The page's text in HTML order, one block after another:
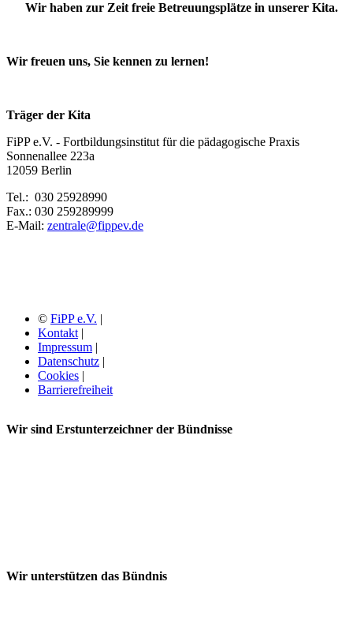
Wir haben zur Zeit freie Betreuungsplätze in unserer Kita.
Wir freuen uns, Sie kennen zu lernen!
Träger der Kita
FiPP e.V. - Fortbildungsinstitut für die pädagogische Praxis
Sonnenallee 223a
12059 Berlin
Tel.: 030 25928990
Fax.: 030 259289999
E-Mail: zentrale@fippev.de
© FiPP e.V. |
Kontakt |
Impressum |
Datenschutz |
Cookies |
Barrierefreiheit
Wir sind Erstunterzeichner der Bündnisse
Wir unterstützen das Bündnis